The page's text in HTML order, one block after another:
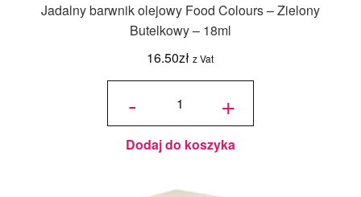
Jadalny barwnik olejowy Food Colours – Zielony
Butelkowy – 18ml
16.50zł z Vat
-
ilość
olejowy
Food
Colours -
Zielony
Butelkowy
+
Dodaj do koszyka